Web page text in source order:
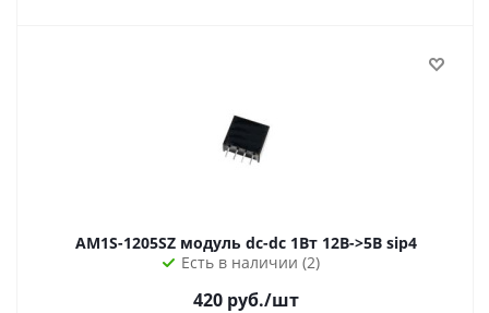
AM1S-1205SZ модуль dc-dc 1Вт 12В->5В sip4
Есть в наличии (2)
420руб./шт